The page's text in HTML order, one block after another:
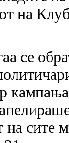
на
се
на сите